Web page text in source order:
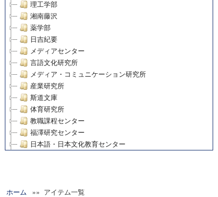
理工学部
湘南藤沢
薬学部
日吉紀要
メディアセンター
言語文化研究所
メディア・コミュニケーション研究所
産業研究所
斯道文庫
体育研究所
教職課程センター
福澤研究センター
日本語・日本文化教育センター
グローバルリサーチインスティテュート
ホーム »» アイテム一覧